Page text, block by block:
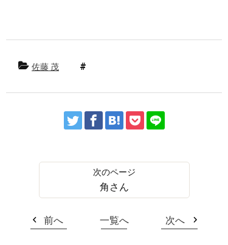
佐藤 茂
角さん
前へ 一覧へ 次へ